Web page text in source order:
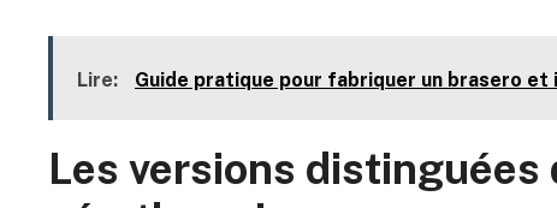
Lire: Guide pratique pour fabriquer un brasero et
Les versions distinguées